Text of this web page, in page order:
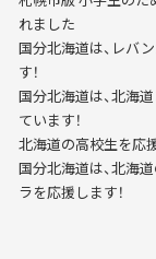
れました
国分北海道は、レバ
す！
国分北海道は、北海
ています！
北海道の高校生を応援
国分北海道は、北海
ラを応援します！